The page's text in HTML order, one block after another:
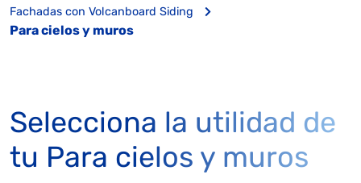
Fachadas con Volcanboard Siding
Para cielos y muros
Selecciona la utilidad de
tu Para cielos y muros